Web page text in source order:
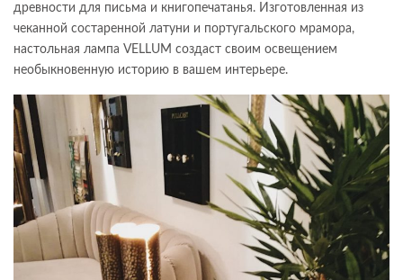
древности для письма и книгопечатанья. Изготовленная из
чеканной состаренной латуни и португальского мрамора,
настольная лампа VELLUM создаст своим освещением
необыкновенную историю в вашем интерьере.